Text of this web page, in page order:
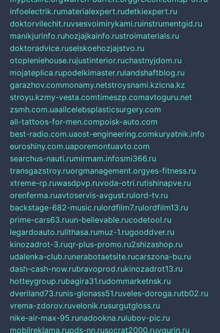
infoelectrik.rumaterialexpert.rudetkiexpert.ru
doktorvilechit.ruvsesvoimirykami.ruinstrumentgid.ru
manikjurinfo.ruhozjajkainfo.rustroimaterials.ru
doktoradvice.ruselskoehozjajstvo.ru
otopleniehouse.rujustinterior.ruchastnyjdom.ru
mojateplica.rupodelkimaster.rulandshaftblog.ru
garazhov.commonamy.netstroysnami.kzlcna.kz
stroyu.kzmy-vesta.comtimeszp.comavtoguru.net
zsmh.com.uaallcelebsplasticsurgery.com
all-tattoos-for-men.compoisk-auto.com
best-radio.com.uaost-engineering.comkuryatnik.info
euroshiny.com.uaporemontuavto.com
searchus-nauti.rumirmam.infosmi366.ru
transgazstroy.ruorgmanagement.orgyes-fitness.ru
xtreme-rp.ruwasdpvp.ruvoda-otri.rutishinapve.ru
orenferma.ruavtoservis-avgust.rulord-tv.ru
backstage-682-music.rulordfilm7.rulordfilm13.ru
prime-cars63.ruun-believable.rucodetool.ru
legardoauto.rulithasa.rumuz-1.rugooddver.ru
kinozadrot-3.ruqr-plus-promo.ru2shizashop.ru
udalenka-club.runerabotaetsite.rucarszona-bu.ru
dash-cash-now.rubravoprod.rukinozadrot13.ru
hotteygroup.rubagira31.rudommarketnsk.ru
dveriland73.runis-glonass51.ruveles-doroga.rutb02.ru
vrema-zdorov.ruvelonik.rusurgutgloss.ru
nike-air-max-95.runadookna.rulubov-pic.ru
mobilreklama.rupds-nn.rusocrat2000.ruvgurin.ru